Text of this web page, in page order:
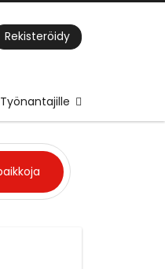
Rekisteröidy
Työnantajille